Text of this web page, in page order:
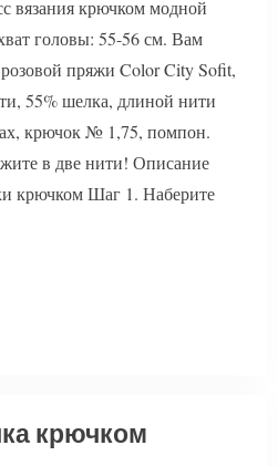
вязания крючком модной
головы: 55-56 см. Вам
пряжи Color City Sofit,
55% шелка, длиной нити
крючок № 1,75, помпон.
в две нити! Описание
крючком Шаг 1. Наберите
крючком